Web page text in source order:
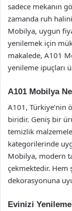
sadece mekanın
zamanda ruh
Mobilya, uygun
yenilemek için
makalede, A101
yenileme ipuçları
A101 Mobilya
A101, Türkiye’nin
biridir. Geniş bir
temizlik
kategorilerinde
Mobilya, modern
çekmektedir. Hem
dekorasyonuna
Evinizi